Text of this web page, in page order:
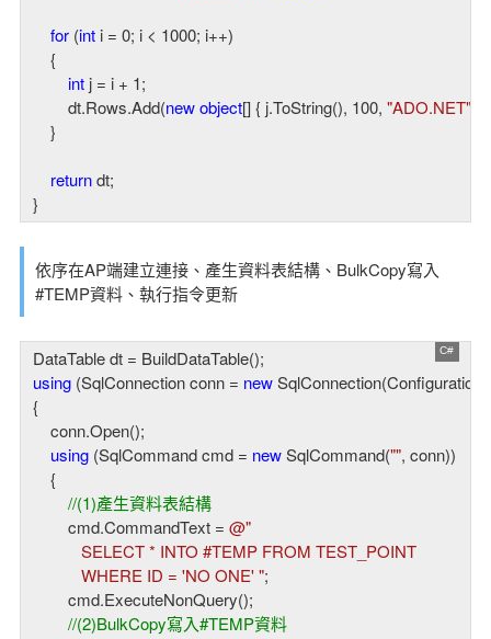
for (int i = 0; i < 1000; i++)
    {
int j = i + 1;
        dt.Rows.Add(
newobject[] { j.ToString(), 100, "ADO.NET"
    }
return dt;
}
依序在AP端建立連接、產生資料表結構、BulkCopy寫入
#TEMP資料、執行指令更新
using (SqlConnection conn = new
{
    conn.Open();
using (SqlCommand cmd = new SqlCommand("", conn))
    {
//(1)產生資料表結構
        cmd.CommandText =
@"
           SELECT * INTO #TEMP FROM TEST_POINT
           WHERE ID = 'NO ONE' "
;
        cmd.ExecuteNonQuery();
//(2)BulkCopy寫入#TEMP資料